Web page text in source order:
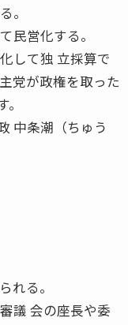
。
民営化する。
して独 立採算で
党が政権を取った
中条潮（ちゅう
れる。
議 会の座長や委